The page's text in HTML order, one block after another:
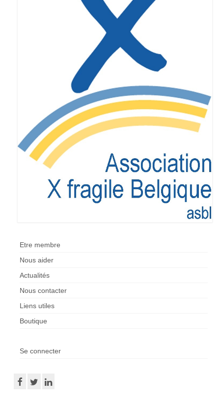
Etre membre
Nous aider
Actualités
Nous contacter
Liens utiles
Boutique
Se connecter